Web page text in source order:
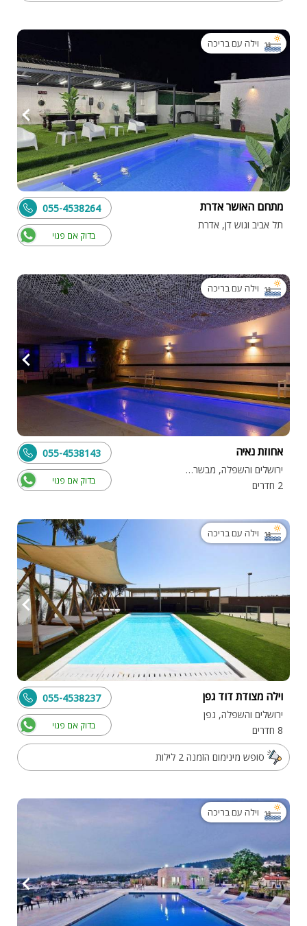
וילה עם בריכה
מתחם האושר אדרת
תל אביב וגוש דן, אדרת
בדוק אם פנוי
055-4538264
וילה עם בריכה
אחוזת נאיה
ירושלים והשפלה, מבשרת ציון
2 חדרים
בדוק אם פנוי
055-4538143
וילה עם בריכה
וילה מצודת דוד גפן
ירושלים והשפלה, גפן
8 חדרים
בדוק אם פנוי
055-4538237
סופש מינימום הזמנה 2 לילות
וילה עם בריכה